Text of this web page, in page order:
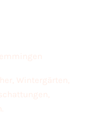
Wintergärten,